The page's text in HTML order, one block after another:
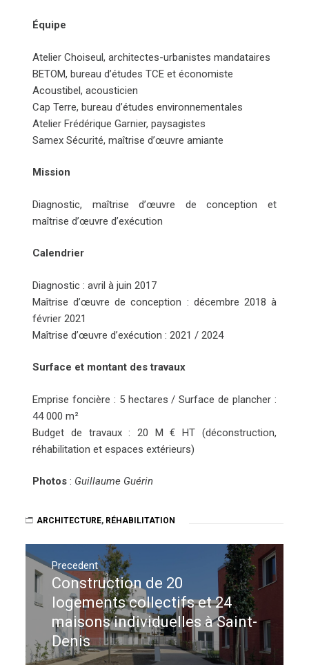
Équipe
Atelier Choiseul, architectes-urbanistes mandataires
BETOM, bureau d’études TCE et économiste
Acoustibel, acousticien
Cap Terre, bureau d’études environnementales
Atelier Frédérique Garnier, paysagistes
Samex Sécurité, maîtrise d’œuvre amiante
Mission
Diagnostic, maîtrise d’œuvre de conception et
maîtrise d’œuvre d’exécution
Calendrier
Diagnostic : avril à juin 2017
Maîtrise d’œuvre de conception : décembre 2018 à
février 2021
Maîtrise d’œuvre d’exécution : 2021 / 2024
Surface et montant des travaux
Emprise foncière : 5 hectares / Surface de plancher :
44 000 m²
Budget de travaux : 20 M € HT (déconstruction,
réhabilitation et espaces extérieurs)
Photos: Guillaume Guérin
ARCHITECTURE, RÉHABILITATION
Navigation
de
l’article
Precedent
Previous
post:
Construction de 20
logements collectifs et 24
maisons individuelles à Saint-
Denis